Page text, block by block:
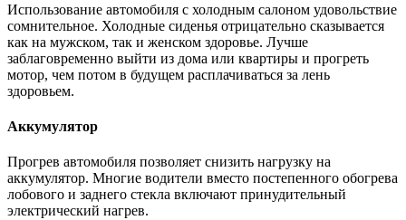
Использование автомобиля с холодным салоном удовольствие
сомнительное. Холодные сиденья отрицательно сказывается
как на мужском, так и женском здоровье. Лучше
заблаговременно выйти из дома или квартиры и прогреть
мотор, чем потом в будущем расплачиваться за лень
здоровьем.
Аккумулятор
Прогрев автомобиля позволяет снизить нагрузку на
аккумулятор. Многие водители вместо постепенного обогрева
лобового и заднего стекла включают принудительный
электрический нагрев.